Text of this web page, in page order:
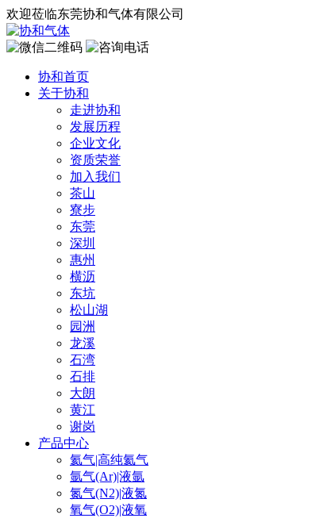
欢迎莅临东莞协和气体有限公司
协和首页
关于协和
走进协和
发展历程
企业文化
资质荣誉
加入我们
茶山
寮步
东莞
深圳
惠州
横沥
东坑
松山湖
园洲
龙溪
石湾
石排
大朗
黄江
谢岗
产品中心
氦气|高纯氦气
氩气(Ar)|液氩
氮气(N2)|液氮
氧气(O2)|液氧